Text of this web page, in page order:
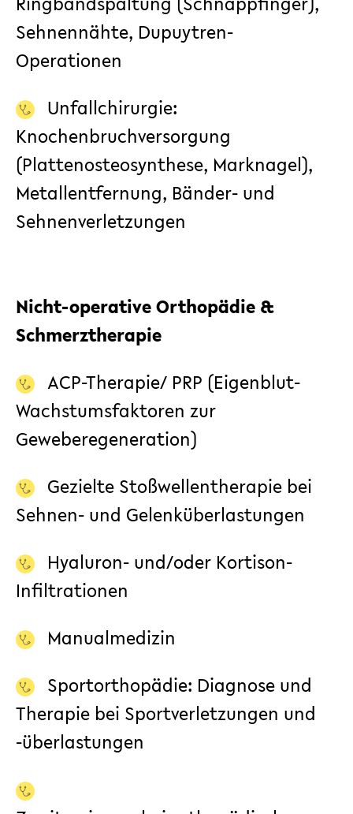
Sehnennähte, Dupuytren-
Operationen
Unfallchirurgie:
Knochenbruchversorgung
(Plattenosteosynthese, Marknagel),
Metallentfernung, Bänder- und
Sehnenverletzungen
Nicht-operative Orthopädie &
Schmerztherapie
ACP-Therapie/ PRP (Eigenblut-
Wachstumsfaktoren zur
Geweberegeneration)
Gezielte Stoßwellentherapie bei
Sehnen- und Gelenküberlastungen
Hyaluron- und/oder Kortison-
Infiltrationen
Manualmedizin
Sportorthopädie: Diagnose und
Therapie bei Sportverletzungen und
-überlastungen